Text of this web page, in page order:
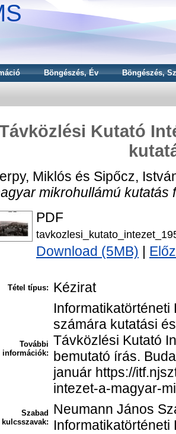
Böngészés, Év Böngészés,
Kutató
Miklós és Sipőcz,
mikrohullámú kutatás
PDF
Download (5MB)
Tétel típus: Kézirat
További
információk:
számára kutatási
Távközlési Kutató
bemutató írás.
január https://
intezet-a-magyar-
Szabad
kulcsszavak:
Neumann János
Informatikatörténeti